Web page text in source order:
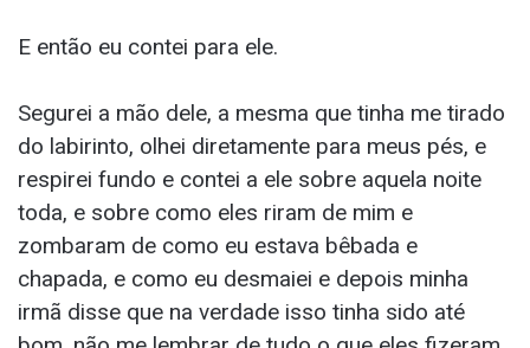
E então eu contei para ele.
Segurei a mão dele, a mesma que tinha me tirado
do labirinto, olhei diretamente para meus pés, e
respirei fundo e contei a ele sobre aquela noite
toda, e sobre como eles riram de mim e
zombaram de como eu estava bêbada e
chapada, e como eu desmaiei e depois minha
irmã disse que na verdade isso tinha sido até